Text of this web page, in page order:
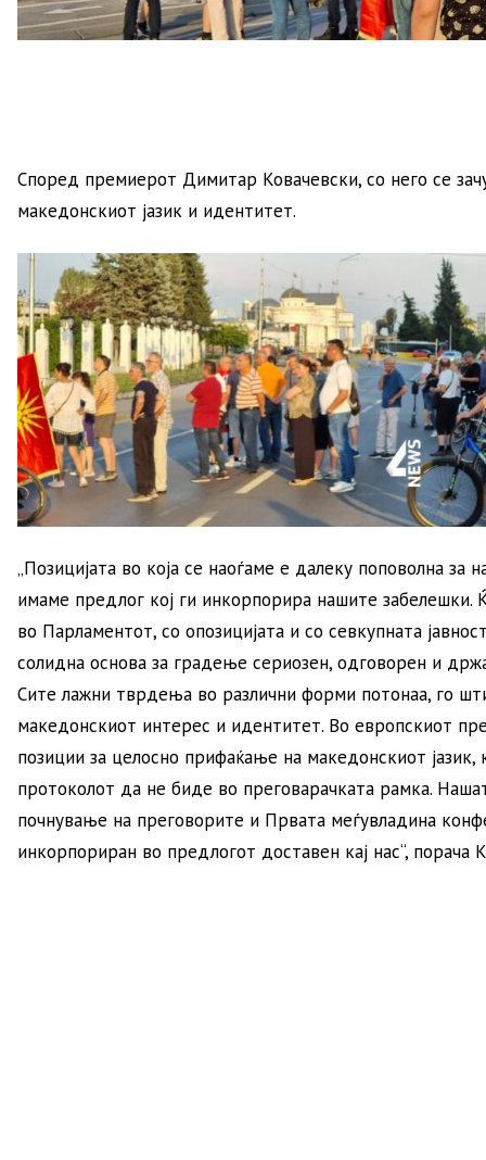
Според премиерот Димитар Ковачевски, со него се
македонскиот јазик и идентитет.
„Позицијата во која се наоѓаме е далеку поповолна за
имаме предлог кој ги инкорпорира нашите забелешки.
во Парламентот, со опозицијата и со севкупната
солидна основа за градење сериозен, одговорен и
Сите лажни тврдења во различни форми потонаа, го
македонскиот интерес и идентитет. Во европскиот
позиции за целосно прифаќање на македонскиот јазик,
протоколот да не биде во преговарачката рамка.
почнување на преговорите и Првата меѓувладина
инкорпориран во предлогот доставен кај нас“, порача